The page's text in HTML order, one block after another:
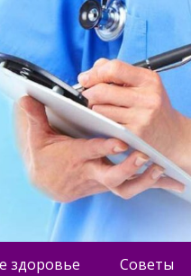
здоровье Советы